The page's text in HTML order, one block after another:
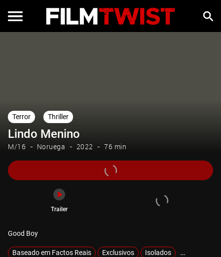
Terror Thriller
Lindo Menino
M/16 Noruega 2022 76 min
Trailer
Good Boy
Baseado em Factos Reais Exclusivos Isolados MOTELX